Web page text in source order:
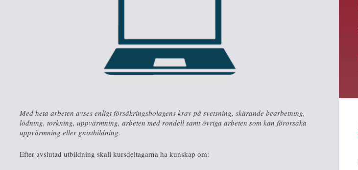
Med heta arbeten avses enligt försäkringsbolagens krav på svetsning, skärande bearbetning,
lödning, torkning, uppvärmning, arbeten med rondell samt övriga arbeten som kan förorsaka
uppvärmning eller gnistbildning.
Efter avslutad utbildning skall kursdeltagarna ha kunskap om: